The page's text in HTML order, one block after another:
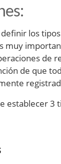
:
los
muy
de
de que
establecer 3